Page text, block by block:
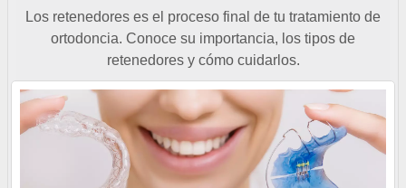
Los retenedores es el proceso final de tu tratamiento de
ortodoncia. Conoce su importancia, los tipos de
retenedores y cómo cuidarlos.